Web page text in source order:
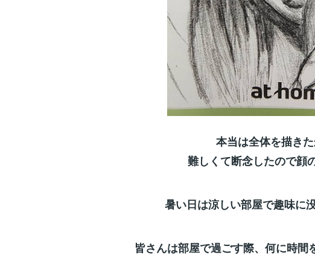
本当は全体を描き
難しくて断念したので顔
暑い日は涼しい部屋で趣味に
皆さんは部屋で過ごす際、何に時間